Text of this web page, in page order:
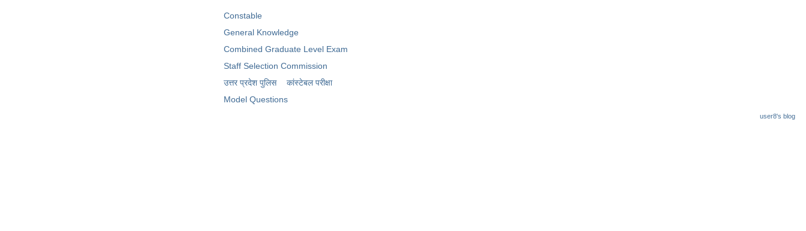
Constable
General Knowledge
Combined Graduate Level Exam
Staff Selection Commission
उत्तर प्रदेश पुलिस
कांस्टेबल परीक्षा
Model Questions
user8's blog